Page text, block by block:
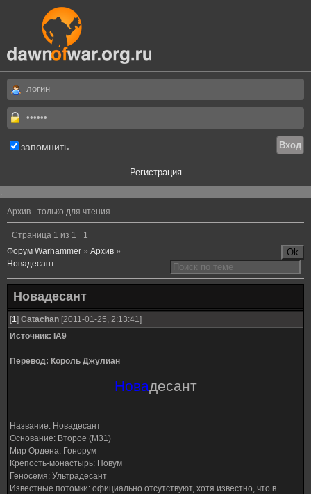
запомнить
Регистрация
.
Архив - только для чтения
Страница 1 из 1
1
Форум Warhammer » Архив »
Новадесант
Новадесант
[1] Catachan [2011-01-25, 2:13:41]
Источник: IA9
Перевод: Король Джулиан
Новадесант
Название: Новадесант
Основание: Второе (М31)
Мир Ордена: Гонорум
Крепость-монастырь: Новум
Геносемя: Ультрадесант
Известные потомки: официально отсутствуют, хотя известно, что в